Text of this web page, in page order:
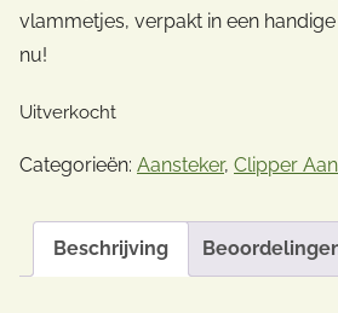
vlammetjes, verpakt in een
nu!
Uitverkocht
Categorieën: Aansteker, Clipper
Beschrijving